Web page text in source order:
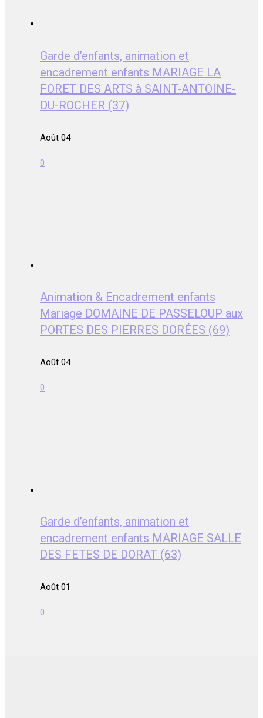
Garde d’enfants, animation et
encadrement enfants MARIAGE LA
FORET DES ARTS à SAINT-ANTOINE-
DU-ROCHER (37)
Août 04
0
Animation & Encadrement enfants
Mariage DOMAINE DE PASSELOUP aux
PORTES DES PIERRES DORÉES (69)
Août 04
0
Garde d’enfants, animation et
encadrement enfants MARIAGE SALLE
DES FETES DE DORAT (63)
Août 01
0